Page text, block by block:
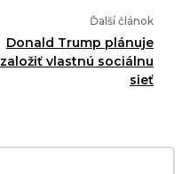
Ďalší článok
Donald Trump plánuje
založiť vlastnú sociálnu
sieť